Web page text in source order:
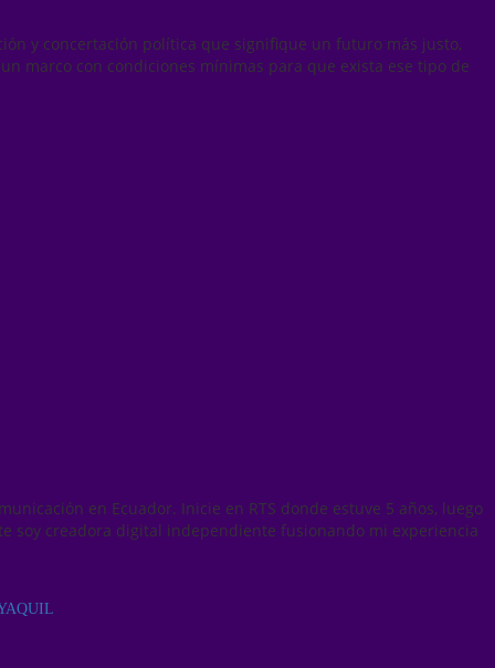
y concertación política que signifique un futuro más justo,
marco con condiciones mínimas para que exista ese tipo de
en Ecuador. Inicie en RTS donde estuve 5 años, luego
soy creadora digital independiente fusionando mi experiencia